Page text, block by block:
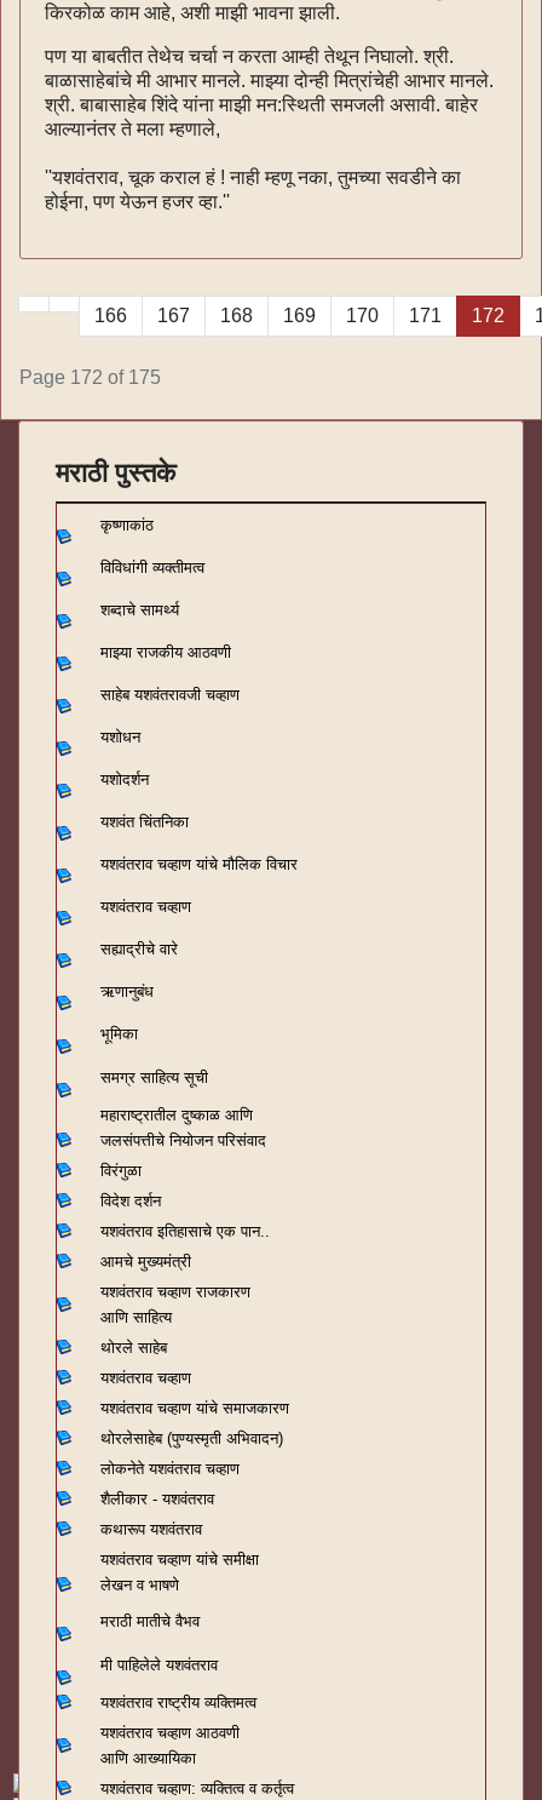
किरकोळ काम आहे, अशी माझी भावना झाली.
पण या बाबतीत तेथेच चर्चा न करता आम्ही तेथून निघालो. श्री.
बाळासाहेबांचे मी आभार मानले. माझ्या दोन्ही मित्रांचेही आभार मानले.
श्री. बाबासाहेब शिंदे यांना माझी मन:स्थिती समजली असावी. बाहेर
आल्यानंतर ते मला म्हणाले,
''यशवंतराव, चूक कराल हं ! नाही म्हणू नका, तुमच्या सवडीने का
होईना, पण येऊन हजर व्हा.''
166 167 168 169 170 171 172
Page 172 of 175
मराठी पुस्तके
कृष्णाकांठ
विविधांगी व्यक्तीमत्व
शब्दाचे सामर्थ्य
माझ्या राजकीय आठवणी
साहेब यशवंतरावजी चव्हाण
यशोधन
यशोदर्शन
यशवंत चिंतनिका
यशवंतराव चव्हाण यांचे मौलिक विचार
यशवंतराव चव्हाण
सह्याद्रीचे वारे
ऋणानुबंध
भूमिका
समग्र साहित्य सूची
महाराष्ट्रातील दुष्काळ आणि
जलसंपत्तीचे नियोजन परिसंवाद
विरंगुळा
विदेश दर्शन
यशवंतराव इतिहासाचे एक पान..
आमचे मुख्यमंत्री
यशवंतराव चव्हाण राजकारण
आणि साहित्य
थोरले साहेब
यशवंतराव चव्हाण
यशवंतराव चव्हाण यांचे समाजकारण
थोरलेसाहेब (पुण्यस्मृती अभिवादन)
लोकनेते यशवंतराव चव्हाण
शैलीकार - यशवंतराव
कथारूप यशवंतराव
यशवंतराव चव्हाण यांचे समीक्षा
लेखन व भाषणे
मराठी मातीचे वैभव
मी पाहिलेले यशवंतराव
यशवंतराव राष्ट्रीय व्यक्तिमत्व
यशवंतराव चव्हाण आठवणी
आणि आख्यायिका
यशवंतराव चव्हाण: व्यक्तित्व व कर्तृत्व